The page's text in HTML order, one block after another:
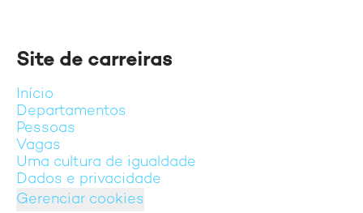
Site de carreiras
Início
Departamentos
Pessoas
Vagas
Uma cultura de igualdade
Dados e privacidade
Gerenciar cookies